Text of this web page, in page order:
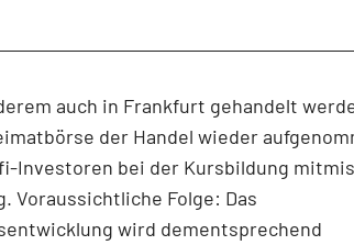
auch in Frankfurt gehandelt
der Handel wieder
Investoren bei der Kursbildung
Voraussichtliche Folge: Das
wird dementsprechend